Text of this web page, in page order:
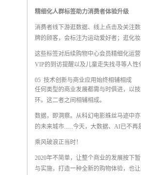
精细化人群标签助力消费者体验升级
消费者线下游逛数据、线上点击及关注
牌的顾客，会标注为运动爱好者；逛化
这些标签对后续购物中心会员精细化运
VIP的到访提醒以及儿童走失找寻等人性
05 技术创新与商业应用始终相辅相成
任何类型的商业发展都需与时俱进，以
环。这二者之间相辅相成。
数据，即洞察。从科幻电影蛛丝马迹中
的未来城市......今天，大数据、AI已不再
乘风破浪正当时！
2020年不简单，让整个商业的发展按下
与实施，打造一种全新的购物体验，也